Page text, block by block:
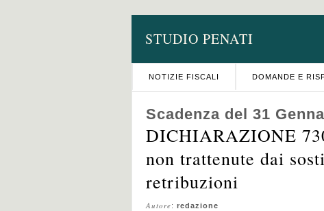
STUDIO PENATI
NOTIZIE FISCALI DOMANDE E
Scadenza del 31
DICHIARAZIONE
non trattenute dai
retribuzioni
Autore: redazione